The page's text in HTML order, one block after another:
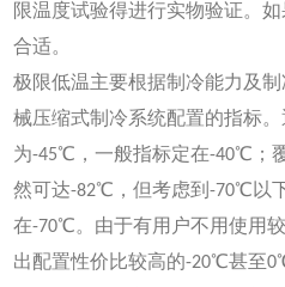
限温度试验得进行实物验证。
合适。
极限低温主要根据制冷能力及
械压缩式制冷系统配置的指标
为-45℃，一般指标定在-40℃；
然可达-82℃，但考虑到-70℃以
在-70℃。由于有用户不用使用
出配置性价比较高的-20℃甚至